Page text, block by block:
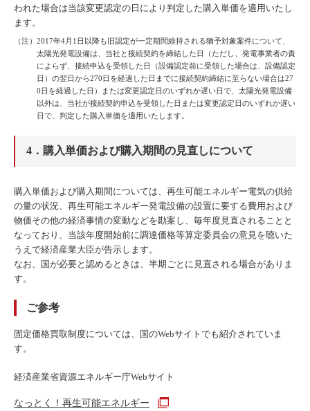
われた場合は当該変更認定の日により判定した購入単価を適用いたし
ます。
（注）2017年4月1日以降も旧認定が一定期間維持される猶予対象案件について、
太陽光発電設備は、当社と接続契約を締結した日（ただし、発電事業者の責
によらず、接続申込を受領した日（設備認定前に受領した場合は、設備認定
日）の翌日から270日を経過した日までに接続契約締結に至らない場合は27
0日を経過した日）または変更認定日のいずれか遅い日で、太陽光発電設備
以外は、当社が接続契約申込を受領した日または変更認定日のいずれか遅い
日で、判定した購入単価を適用いたします。
4．購入単価および購入期間の見直しについて
購入単価および購入期間については、再生可能エネルギー電気の供給
の量の状況、再生可能エネルギー発電設備の設置に要する費用および
物価その他の経済事情の変動などを勘案し、毎年度見直されることと
なっており、当該年度開始前に調達価格等算定委員会の意見を聴いた
うえで経済産業大臣が告示します。
なお、国が必要と認めるときは、半期ごとに見直される場合がありま
す。
ご参考
固定価格買取制度については、国のWebサイトでも紹介されていま
す。
経済産業省資源エネルギー庁Webサイト
なっとく！再生可能エネルギー